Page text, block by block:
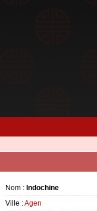
Nom : Indochine
Ville :Agen